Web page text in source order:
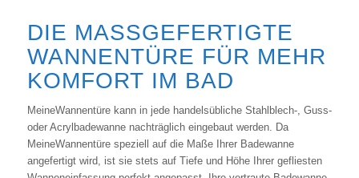
DIE MASSGEFERTIGTE W
ANNENTÜRE FÜR MEHR K
OMFORT IM BAD
MeineWannentüre kann in jede handelsübliche Stahlblech-, Guss-
oder Acrylbadewanne nachträglich eingebaut werden. Da
MeineWannentüre speziell auf die Maße Ihrer Badewanne
angefertigt wird, ist sie stets auf Tiefe und Höhe Ihrer gefliesten